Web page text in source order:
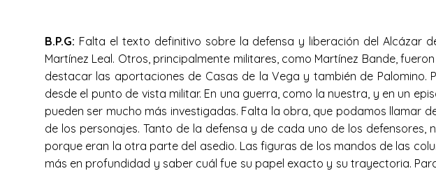
B.P.G: Falta el texto definitivo sobre la defensa y liberación del Alcázar
Martínez Leal. Otros, principalmente militares, como Martínez Bande,
destacar las aportaciones de Casas de la Vega y también de
desde el punto de vista militar. En una guerra, como la nuestra, y en un
pueden ser mucho más investigadas. Falta la obra, que podamos llamar
de los personajes. Tanto de la defensa y de cada uno de los
porque eran la otra parte del asedio. Las figuras de los mandos de las
más en profundidad y saber cuál fue su papel exacto y su trayectoria.